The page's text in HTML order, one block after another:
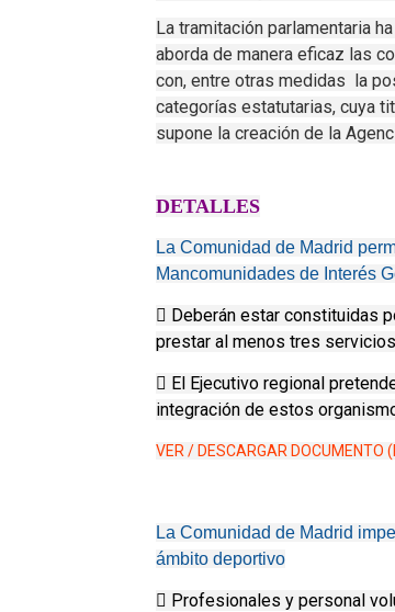
La tramitación parlamentaria
aborda de manera eficaz las
con, entre otras medidas la
categorías estatutarias, cuya
supone la creación de la
DETALLES
La Comunidad de Madrid
Mancomunidades de Interés
 Deberán estar constituidas
prestar al menos tres
 El Ejecutivo regional
integración de estos
VER / DESCARGAR DOCUMENTO
La Comunidad de Madrid
ámbito deportivo
 Profesionales y personal